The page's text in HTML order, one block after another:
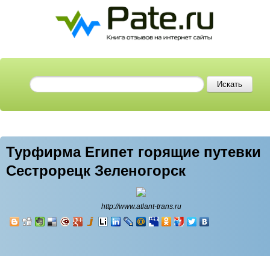
Турфирма Египет горящие путевки
Сестрорецк Зеленогорск
http://www.atlant-trans.ru